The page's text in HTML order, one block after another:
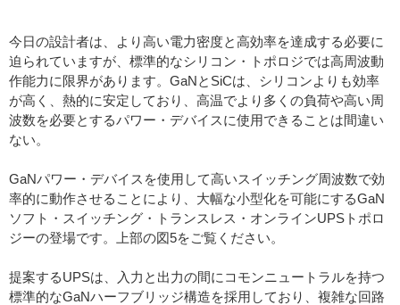
今日の設計者は、より高い電力密度と高効率を達成する必要に
迫られていますが、標準的なシリコン・トポロジでは高周波動
作能力に限界があります。GaNとSiCは、シリコンよりも効率
が高く、熱的に安定しており、高温でより多くの負荷や高い周
波数を必要とするパワー・デバイスに使用できることは間違い
ない。
GaNパワー・デバイスを使用して高いスイッチング周波数で効
率的に動作させることにより、大幅な小型化を可能にするGaN
ソフト・スイッチング・トランスレス・オンラインUPSトポロ
ジーの登場です。上部の図5をご覧ください。
提案するUPSは、入力と出力の間にコモンニュートラルを持つ
標準的なGaNハーフブリッジ構造を採用しており、複雑な回路